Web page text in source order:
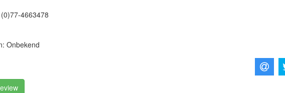
4663478
Onbekend